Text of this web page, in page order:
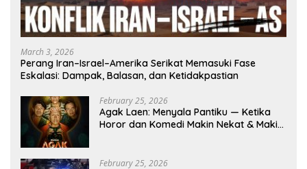
March 3, 2026
Perang Iran–Israel–Amerika Serikat Memasuki Fase
Eskalasi: Dampak, Balasan, dan Ketidakpastian
February 25, 2026
Agak Laen: Menyala Pantiku — Ketika
Horor dan Komedi Makin Nekat & Makin
February 25, 2026